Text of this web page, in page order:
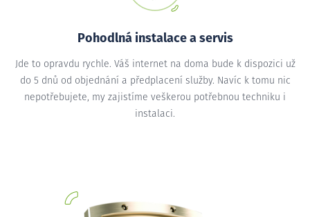
Pohodlná instalace a servis
Jde to opravdu rychle. Váš internet na doma bude k dispozici už
do 5 dnů od objednání a předplacení služby. Navíc k tomu nic
nepotřebujete, my zajistíme veškerou potřebnou techniku i
instalaci.